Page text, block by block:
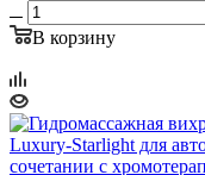
В корзину